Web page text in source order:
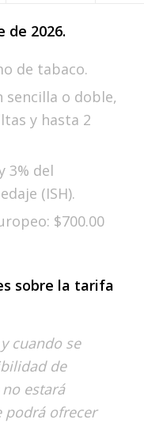
de 2026.
de tabaco.
sencilla o doble,
y hasta 2
3% del
(ISH).
$700.00
sobre la tarifa
cuando se
de
estará
podrá ofrecer